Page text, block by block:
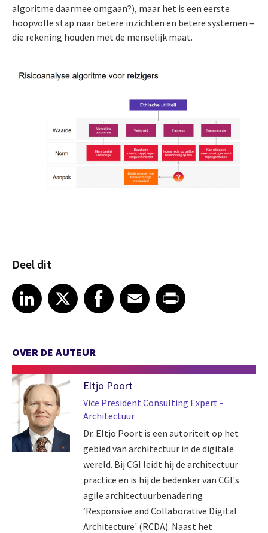
algoritme daarmee omgaan?), maar het is een eerste
hoopvolle stap naar betere inzichten en betere systemen –
die rekening houden met de menselijk maat.
Deel dit
Share article on LinkedIn
LinkedIn
Share article on XShare article on Facebook
Facebook
Share article on Email
EmailShare article on Print
OVER DE AUTEUR
Eltjo Poort
Vice President Consulting Expert -
Architectuur
Dr. Eltjo Poort is een autoriteit op het
gebied van architectuur in de digitale
wereld. Bij CGI leidt hij de architectuur
practice en is hij de bedenker van CGI's
agile architectuurbenadering
‘Responsive and Collaborative Digital
Architecture' (RCDA). Naast het